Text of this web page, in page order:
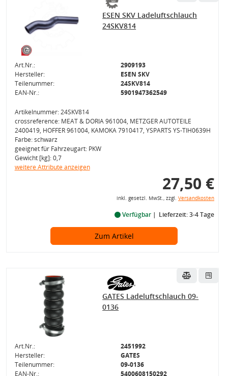
ESEN SKV Ladeluftschlauch
24SKV814
Art.Nr.:
2909193
Hersteller:
ESEN SKV
Teilenummer:
24SKV814
EAN-Nr.:
5901947362549
Artikelnummer: 24SKV814
crossreference: MEAT & DORIA 961004, METZGER AUTOTEILE
2400419, HOFFER 961004, KAMOKA 7910417, YSPARTS YS-TIH0639H
Farbe: schwarz
geeignet für Fahrzeugart: PKW
Gewicht [kg]: 0,7
weitere Attribute anzeigen
27,50 €
inkl. gesetzl. MwSt., zzgl. Versandkosten
Verfügbar Lieferzeit: 3-4 Tage
Zum Artikel
GATES Ladeluftschlauch 09-
0136
Art.Nr.:
2451992
Hersteller:
GATES
Teilenummer:
09-0136
EAN-Nr.:
5400608150292